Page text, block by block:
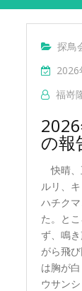
探鳥
2026
福嵜
の報
快晴、
ルリ、
ハチク
た。と
ず、鳴
がら飛
は胸が
ウサン